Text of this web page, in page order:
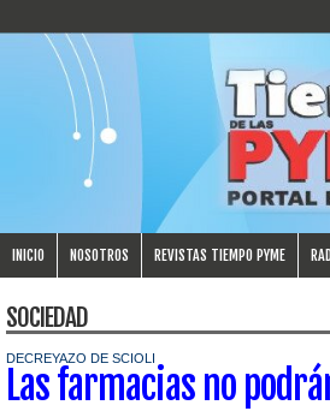
INICIO NOSOTROS REVISTAS TIEMPO PYME
SOCIEDAD
DECREYAZO DE SCIOLI
Las farmacias no